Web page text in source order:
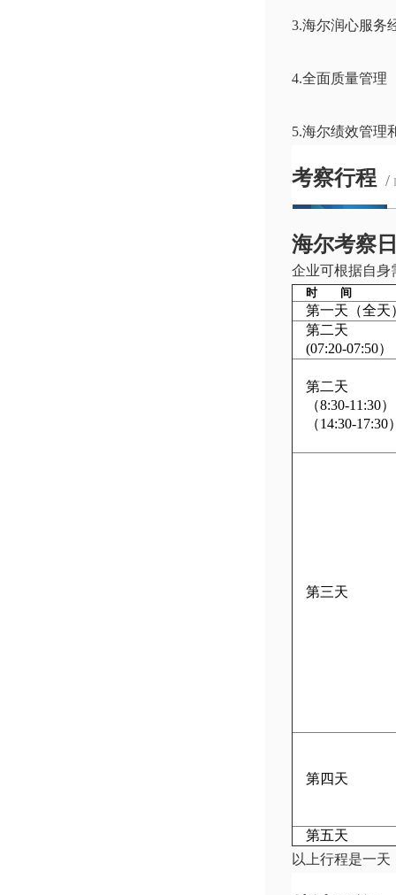
3.海尔润心服务
4.全面质量管理
5.海尔绩效管理
考察行程 /
海尔考察
企业可根据自身
时 间
第一天（全天
第二天
(07:20-07:50）
第二天
（8:30-11:30）
（14:30-17:30
第三天
第四天
第五天
以上行程是一